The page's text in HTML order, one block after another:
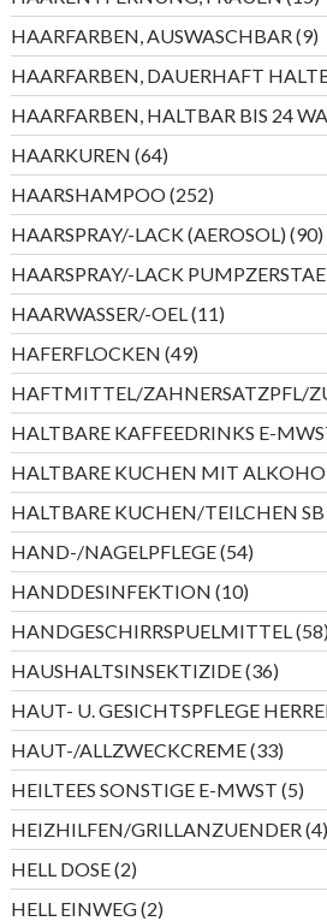
HAARFARBEN, AUSWASCHBAR 99
HAARFARBEN, DAUERHAFT
HAARFARBEN, HALTBAR BIS 24
HAARKUREN 6464
Produkte
HAARSHAMPOO 252252
Produkte
HAARSPRAY/-LACK (AEROSOL) 9090
HAARSPRAY/-LACK
HAARWASSER/-OEL 1111
Produkte
HAFERFLOCKEN 4949
Produkte
HAFTMITTEL/ZAHNERSATZPFL/
HALTBARE KAFFEEDRINKS E-
HALTBARE KUCHEN MIT
HALTBARE KUCHEN/TEILCHEN SB
HAND-/NAGELPFLEGE 5454
Produkte
HANDDESINFEKTION 1010
Produkte
HANDGESCHIRRSPUELMITTEL 58
HAUSHALTSINSEKTIZIDE 3636
HAUT- U. GESICHTSPFLEGE
HAUT-/ALLZWECKCREME 3333
HEILTEES SONSTIGE E-MWST 55
HEIZHILFEN/GRILLANZUENDER 44
HELL DOSE 22
Produkte
HELL EINWEG 22